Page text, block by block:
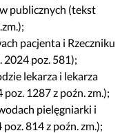
publicznych (tekst
pacjenta i Rzeczniku
2024 poz. 581);
lekarza i lekarza
1287 z poźn. zm.);
pielęgniarki i
814 z poźn. zm.);